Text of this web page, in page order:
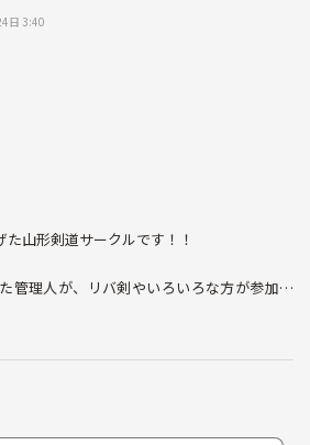
日 3:40
者です！
山形剣道サークルです！！
管理人が、リバ剣やいろいろな方が参加し
〉
場・学校とも協力を行い活動しています！